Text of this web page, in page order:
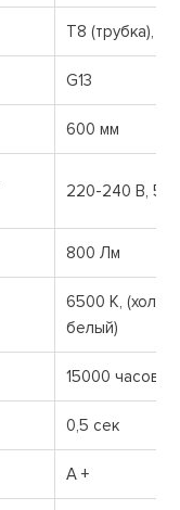
Т8 (трубка),
G13
600 мм
220-240 В,
800 Лм
6500 K,
белый)
15000 часов
0,5 сек
A +